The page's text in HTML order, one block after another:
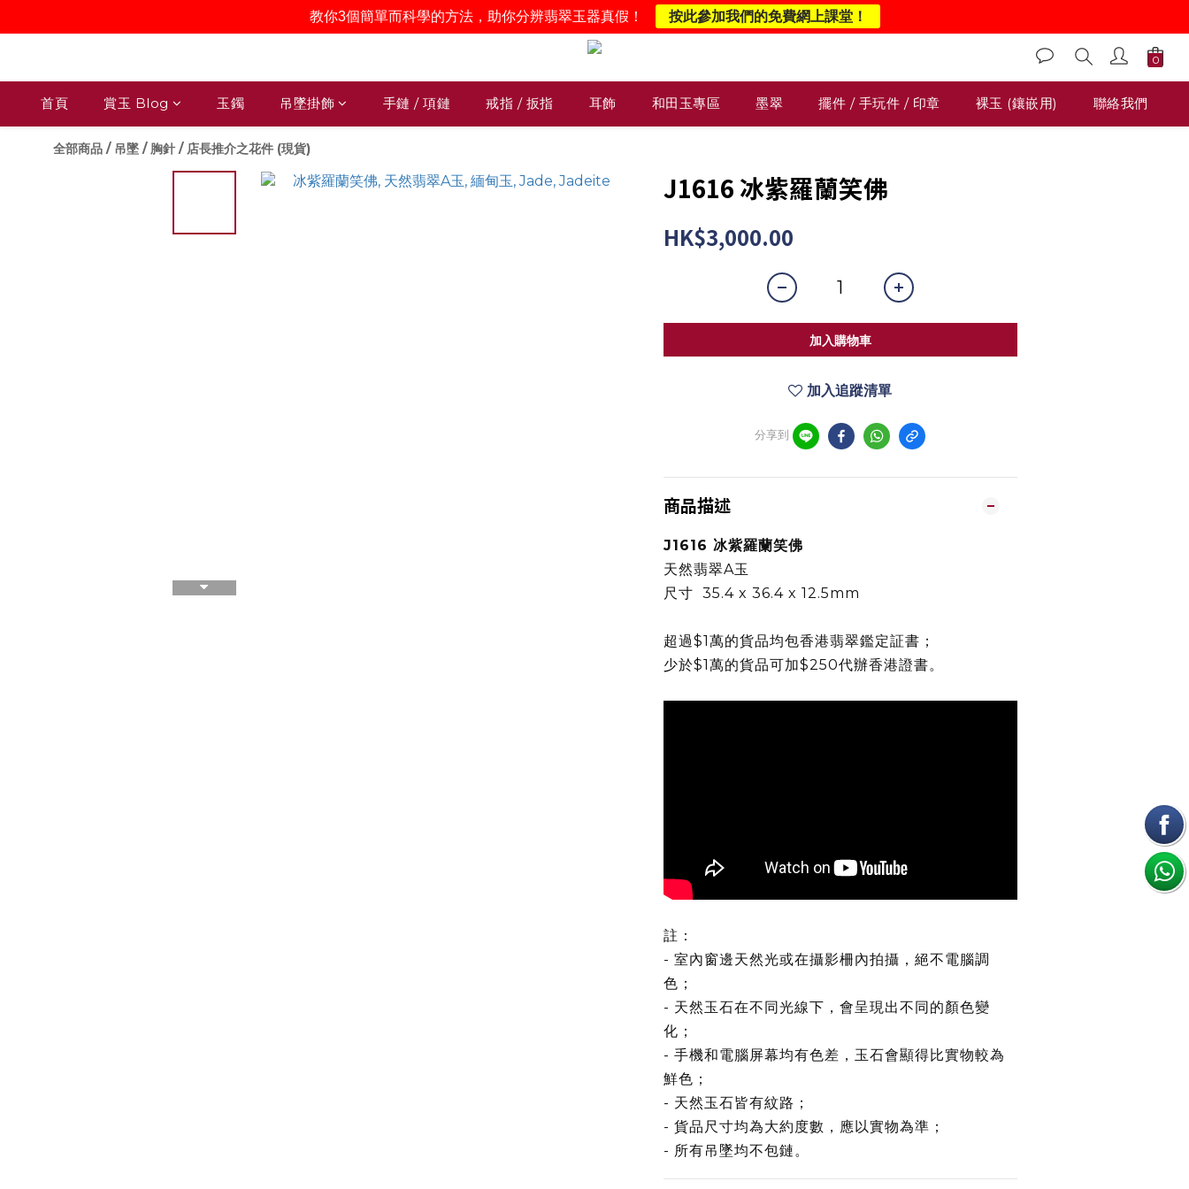
首頁 賞玉 Blog 玉鐲 吊墜掛飾 手鏈 / 項鏈 戒指 / 扳指 耳飾 和田玉專區 墨翠 擺件 / 手玩件 / 印章 裸玉 (鑲嵌用) 聯絡我們
全部商品 / 吊墜 / 胸針 / 店長推介之花件 (現貨)
J1616 冰紫羅蘭笑佛
HK$3,000.00
加入購物車
加入追蹤清單
分享到
商品描述
J1616 冰紫羅蘭笑佛
天然翡翠A玉
尺寸 35.4 x 36.4 x 12.5mm
超過$1萬的貨品均包香港翡翠鑑定証書；
少於$1萬的貨品可加$250代辦香港證書。
註：
- 室內窗邊天然光或在攝影柵內拍攝，絕不電腦調
色；
- 天然玉石在不同光線下，會呈現出不同的顏色變
化；
- 手機和電腦屏幕均有色差，玉石會顯得比實物較為
鮮色；
- 天然玉石皆有紋路；
- 貨品尺寸均為大約度數，應以實物為準；
- 所有吊墜均不包鏈。
教你3個簡單而科學的方法，助你分辨翡翠玉器真假！ 按此參加我們的免費網上課堂！